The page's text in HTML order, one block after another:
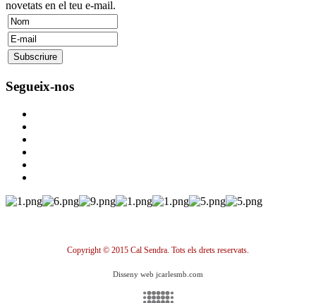
novetats en el teu e-mail.
Segueix-nos
Copyright © 2015 Cal Sendra. Tots els drets reservats.
Disseny web jcarlesmb.com